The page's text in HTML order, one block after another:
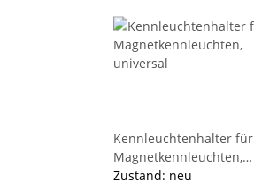
Kennleuchtenhalter für
Magnetkennleuchten,
universal
Zustand: neu